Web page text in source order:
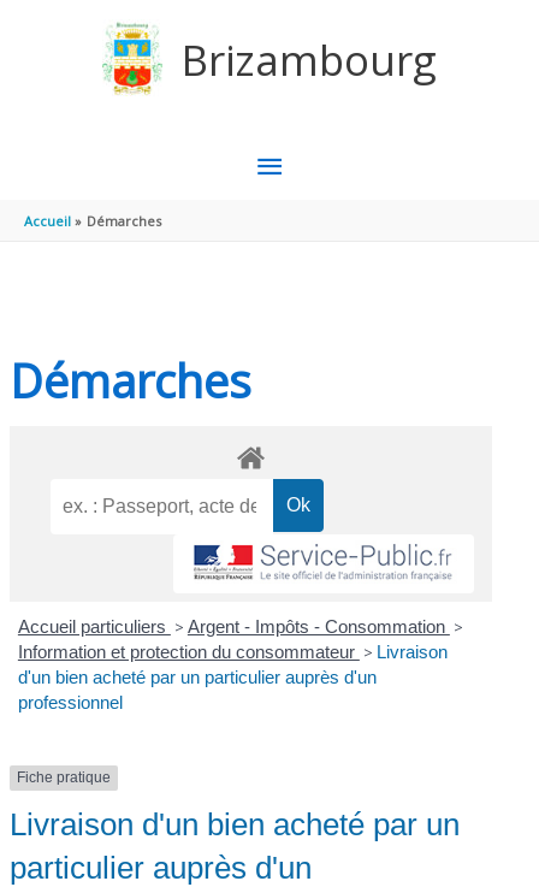
Brizambourg
MENU
Accueil Démarches
Démarches
Accueil particuliers > Argent - Impôts - Consommation >
Information et protection du consommateur > Livraison
d'un bien acheté par un particulier auprès d'un
professionnel
Fiche pratique
Livraison d'un bien acheté par un
particulier auprès d'un